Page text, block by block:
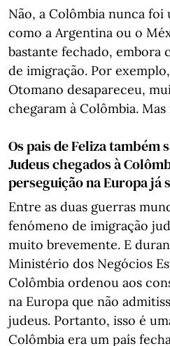
Não, a Colômbia nunca foi
como a Argentina ou o
bastante fechado, embora
de imigração. Por
Otomano desapareceu,
chegaram à Colômbia.
Os pais de Feliza também
Judeus chegados à
perseguição na Europa já
Entre as duas guerras
fenómeno de imigração
muito brevemente. E
Ministério dos Negócios
Colômbia ordenou aos
na Europa que não
judeus. Portanto, isso é
Colômbia era um país